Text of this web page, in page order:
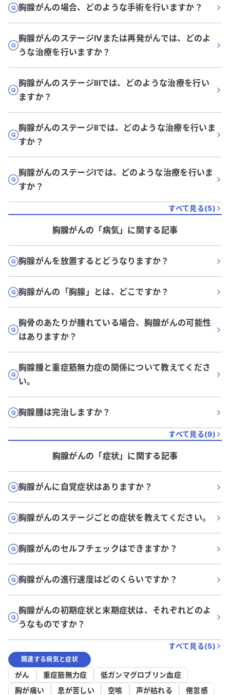
胸腺がんの場合、どのような手術を行いますか？
胸腺がんのステージIVまたは再発がんでは、どのよ
うな治療を行いますか？
胸腺がんのステージIIIでは、どのような治療を行い
ますか？
胸腺がんのステージIIでは、どのような治療を行いま
すか？
胸腺がんのステージIでは、どのような治療を行いま
すか？
すべて見る(5)
胸腺がんの「病気」に関する記事
胸腺がんを放置するとどうなりますか？
胸腺がんの「胸腺」とは、どこですか？
胸骨のあたりが腫れている場合、胸腺がんの可能性
はありますか？
胸腺腫と重症筋無力症の関係について教えてくださ
い。
胸腺腫は完治しますか？
すべて見る(9)
胸腺がんの「症状」に関する記事
胸腺がんに自覚症状はありますか？
胸腺がんのステージごとの症状を教えてください。
胸腺がんのセルフチェックはできますか？
胸腺がんの進行速度はどのくらいですか？
胸腺がんの初期症状と末期症状は、それぞれどのよ
うなものですか？
すべて見る(5)
関連する病気と症状
がん 重症筋無力症
低ガンマグロブリン血症
胸が痛い
息が苦しい 空咳 声が枯れる 倦怠感